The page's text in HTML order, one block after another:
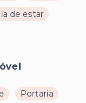
de estar
Portaria